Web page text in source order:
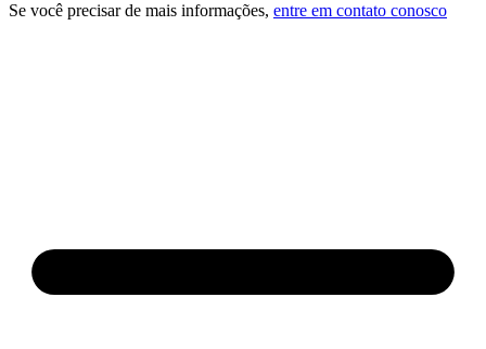
Se você precisar de mais informações, entre em contato conosco